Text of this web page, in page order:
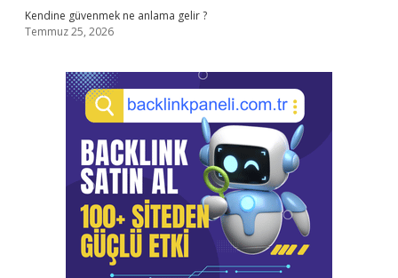
Kendine güvenmek ne anlama gelir ?
Temmuz 25, 2026